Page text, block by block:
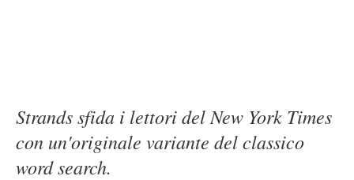
Strands sfida i lettori del New York Times
con un'originale variante del classico
word search.